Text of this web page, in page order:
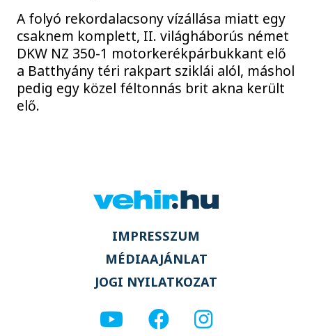
A folyó rekordalacsony vízállása miatt egy
csaknem komplett, II. világháborús német
DKW NZ 350-1 motorkerékpárbukkant elő
a Batthyány téri rakpart sziklái alól, máshol
pedig egy közel féltonnás brit akna került
elő.
IMPRESSZUM
MÉDIAAJÁNLAT
JOGI NYILATKOZAT